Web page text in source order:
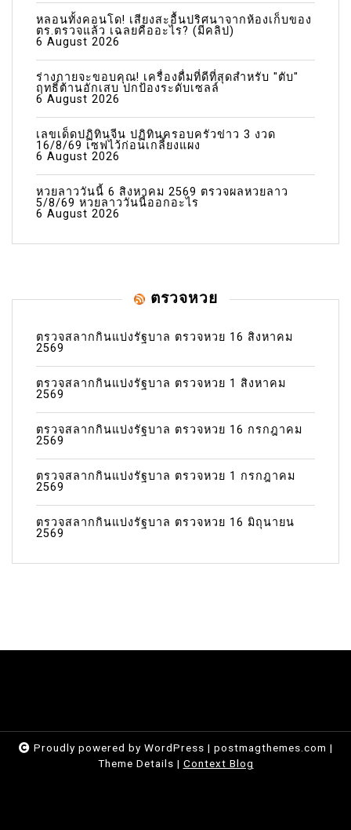
หลอนทั้งคอนโด! เสียงสะอื้นปริศนาจากห้องเก็บของ
ตร.ตรวจแล้ว เฉลยคืออะไร? (มีคลิป)
6 August 2026
ร่างกายจะขอบคุณ! เครื่องดื่มที่ดีที่สุดสำหรับ "ตับ"
ฤทธิ์ต้านอักเสบ ปกป้องระดับเซลล์
6 August 2026
เลขเด็ดปฏิทินจีน ปฏิทินครอบครัวข่าว 3 งวด
16/8/69 เซฟไว้ก่อนเกลี้ยงแผง
6 August 2026
หวยลาววันนี้ 6 สิงหาคม 2569 ตรวจผลหวยลาว
5/8/69 หวยลาววันนี้ออกอะไร
6 August 2026
ตรวจหวย
ตรวจสลากกินแบ่งรัฐบาล ตรวจหวย 16 สิงหาคม
2569
ตรวจสลากกินแบ่งรัฐบาล ตรวจหวย 1 สิงหาคม
2569
ตรวจสลากกินแบ่งรัฐบาล ตรวจหวย 16 กรกฎาคม
2569
ตรวจสลากกินแบ่งรัฐบาล ตรวจหวย 1 กรกฎาคม
2569
ตรวจสลากกินแบ่งรัฐบาล ตรวจหวย 16 มิถุนายน
2569
Proudly powered by WordPress | postmagthemes.com |
Theme Details | Context Blog